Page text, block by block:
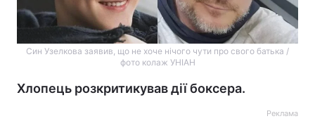
Син Узелкова заявив, що не хоче нічого чути про свого батька /
фото колаж УНІАН
Хлопець розкритикував дії боксера.
Реклама